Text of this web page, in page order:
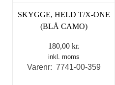
SKYGGE, HELD T/X-ONE
(BLÅ CAMO)
180,00 kr.
inkl. moms
Varenr: 7741-00-359